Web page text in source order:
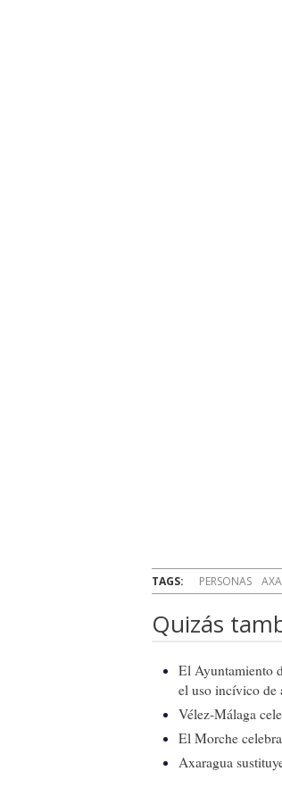
TAGS: PERSONAS
Quizás
El Ayuntamiento
el uso incívico de
Vélez-Málaga
El Morche
Axaragua